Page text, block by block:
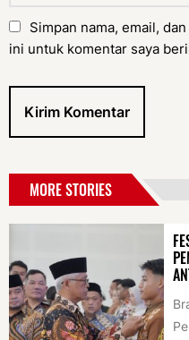
Simpan nama, email,
ini untuk komentar saya
MORE STORIES